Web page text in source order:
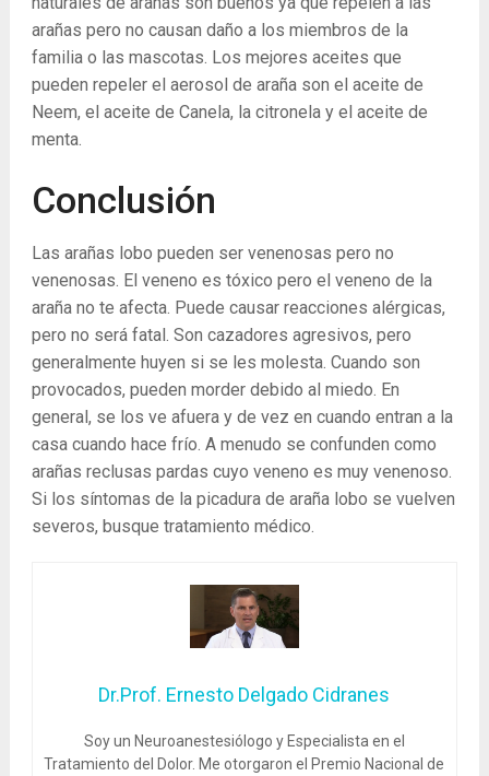
arañas pero no causan daño a los miembros de la
familia o las mascotas. Los mejores aceites que
pueden repeler el aerosol de araña son el aceite de
Neem, el aceite de Canela, la citronela y el aceite de
menta.
Conclusión
Las arañas lobo pueden ser venenosas pero no
venenosas. El veneno es tóxico pero el veneno de la
araña no te afecta. Puede causar reacciones alérgicas,
pero no será fatal. Son cazadores agresivos, pero
generalmente huyen si se les molesta. Cuando son
provocados, pueden morder debido al miedo. En
general, se los ve afuera y de vez en cuando entran a la
casa cuando hace frío. A menudo se confunden como
arañas reclusas pardas cuyo veneno es muy venenoso.
Si los síntomas de la picadura de araña lobo se vuelven
severos, busque tratamiento médico.
Dr.Prof. Ernesto Delgado Cidranes
Soy un Neuroanestesiólogo y Especialista en el
Tratamiento del Dolor. Me otorgaron el Premio Nacional de